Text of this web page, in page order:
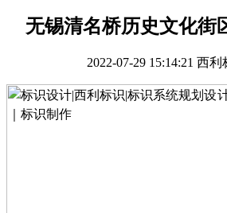
无锡清名桥历史文化街
2022-07-29 15:14:21 西利